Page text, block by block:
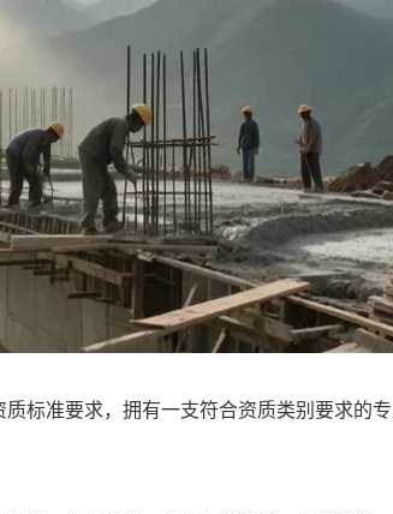
标准要求，拥有一支符合资质类别要求的